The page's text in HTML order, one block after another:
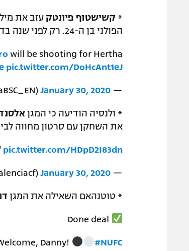
* קשישטוף פיונטק
הפולני בן ה-24. רק לפני שנה בדיוק הצטרף השחקן לרוסונרי, וכבש 16 שערים ב-41 משחקים.
will be shooting for Hertha
pic.twitter.com/DoHcAnt1eJ
— Hertha Berlin (@HerthaBSC_EN)
January 30, 2020
* ולנסיה הודיעה כי המגן
את השחקן עם סרטון מחווה
pic.twitter.com/HDpD2I83dn
— Valencia CF (@valenciacf)
January 30, 2020
* טוטנהאם השאילה את המגן
Done deal
Danny! #NUFC